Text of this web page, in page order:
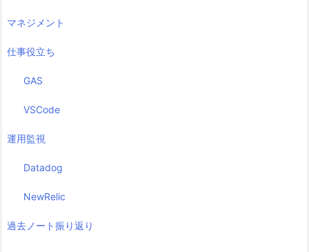
マネジメント
仕事役立ち
GAS
VSCode
運用監視
Datadog
NewRelic
過去ノート振り返り